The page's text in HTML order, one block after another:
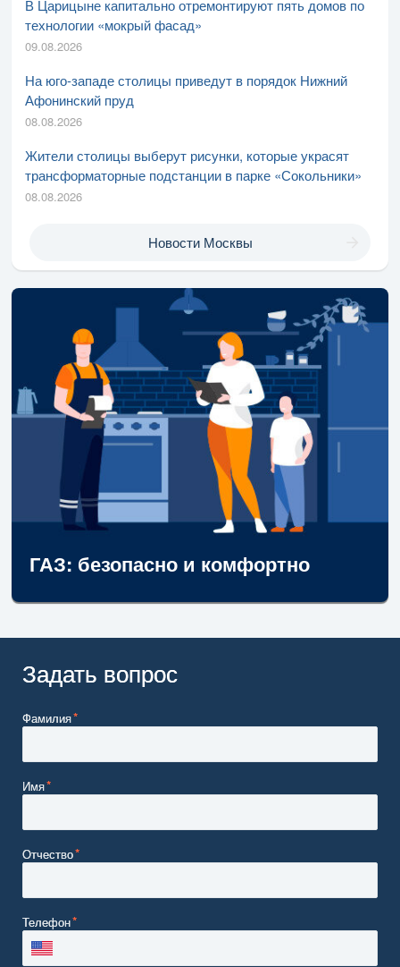
В Царицыне капитально отремонтируют пять домов по
технологии «мокрый фасад»
09.08.2026
На юго-западе столицы приведут в порядок Нижний
Афонинский пруд
08.08.2026
Жители столицы выберут рисунки, которые украсят
трансформаторные подстанции в парке «Сокольники»
08.08.2026
Новости Москвы
ГАЗ: безопасно и комфортно